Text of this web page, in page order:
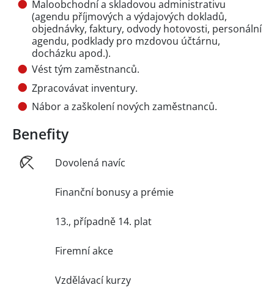
Maloobchodní a skladovou administrativu
(agendu příjmových a výdajových dokladů,
objednávky, faktury, odvody hotovosti, personální
agendu, podklady pro mzdovou účtárnu,
docházku apod.).
Vést tým zaměstnanců.
Zpracovávat inventury.
Nábor a zaškolení nových zaměstnanců.
Benefity
Dovolená navíc
Finanční bonusy a prémie
13., případně 14. plat
Firemní akce
Vzdělávací kurzy